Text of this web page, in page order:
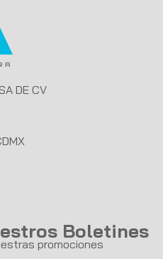
DE CV
Boletines
promociones